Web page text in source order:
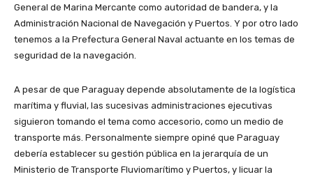
General de Marina Mercante como autoridad de bandera, y la
Administración Nacional de Navegación y Puertos. Y por otro lado
tenemos a la Prefectura General Naval actuante en los temas de
seguridad de la navegación.
A pesar de que Paraguay depende absolutamente de la logística
marítima y fluvial, las sucesivas administraciones ejecutivas
siguieron tomando el tema como accesorio, como un medio de
transporte más. Personalmente siempre opiné que Paraguay
debería establecer su gestión pública en la jerarquía de un
Ministerio de Transporte Fluviomarítimo y Puertos, y licuar la